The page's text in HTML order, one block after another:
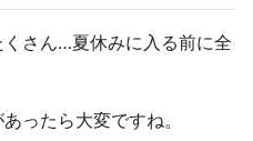
さん…夏休みに入る前に全
ったら大変ですね。